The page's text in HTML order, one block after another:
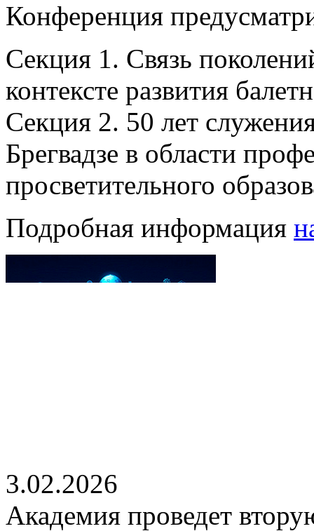
Конференция
Секция 1. Связь
контексте развития
Секция 2. 50 лет
Брегвадзе в области
просветительного
Подробная информация
3.02.2026
Академия проведет